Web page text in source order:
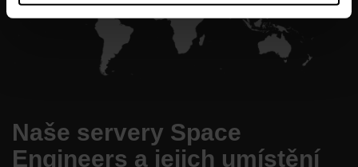
Naše servery Space
Engineers a jejich umístění